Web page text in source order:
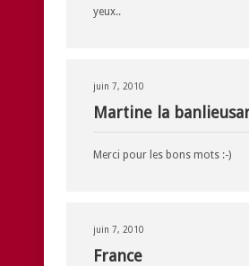
yeux..
juin 7, 2010
Martine la
Merci pour les bons mots :-)
juin 7, 2010
France